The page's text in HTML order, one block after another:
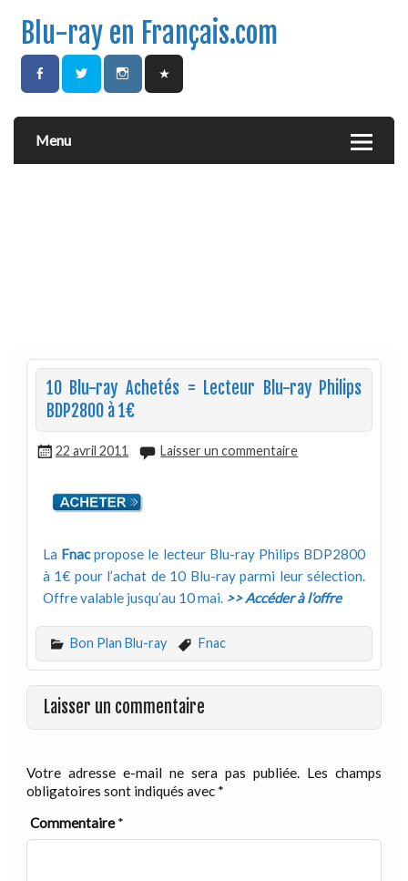
Blu-ray en Français.com
Menu
10 Blu-ray Achetés = Lecteur Blu-ray Philips
BDP2800 à 1€
22 avril 2011 Laisser un commentaire
La Fnacpropose le lecteur Blu-ray Philips BDP2800
à 1€ pour l’achat de 10 Blu-ray parmi leur sélection.
Offre valable jusqu’au 10 mai. >> Accéder à l’offre
Bon Plan Blu-ray Fnac
Laisser un commentaire
Votre adresse e-mail ne sera pas publiée. Les champs
obligatoires sont indiqués avec *
Commentaire*